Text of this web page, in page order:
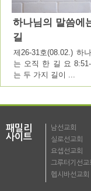
하나님의 말씀에
길
제26-31호(08.02.) 하
는 오직 한 길 요
는 두 가지 길이 ...
패밀리
사이트
남선교회
실로선교회
요셉선교회
그루터기선교
헵시바선교회